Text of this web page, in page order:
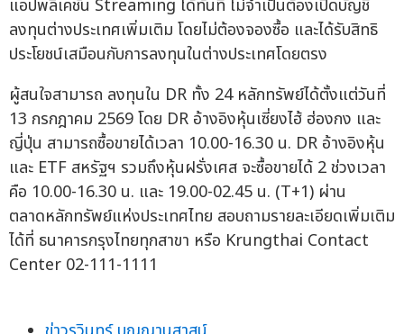
แอปพลิเคชัน Streaming ได้ทันที ไม่จำเป็นต้องเปิดบัญชี
ลงทุนต่างประเทศเพิ่มเติม โดยไม่ต้องจองซื้อ และได้รับสิทธิ
ประโยชน์เสมือนกับการลงทุนในต่างประเทศโดยตรง
ผู้สนใจสามารถ ลงทุนใน DR ทั้ง 24 หลักทรัพย์ได้ตั้งแต่วันที่
13 กรกฎาคม 2569 โดย DR อ้างอิงหุ้นเซี่ยงไฮ้ ฮ่องกง และ
ญี่ปุ่น สามารถซื้อขายได้เวลา 10.00-16.30 น. DR อ้างอิงหุ้น
และ ETF สหรัฐฯ รวมถึงหุ้นฝรั่งเศส จะซื้อขายได้ 2 ช่วงเวลา
คือ 10.00-16.30 น. และ 19.00-02.45 น. (T+1) ผ่าน
ตลาดหลักทรัพย์แห่งประเทศไทย สอบถามรายละเอียดเพิ่มเติม
ได้ที่ ธนาคารกรุงไทยทุกสาขา หรือ Krungthai Contact
Center 02-111-1111